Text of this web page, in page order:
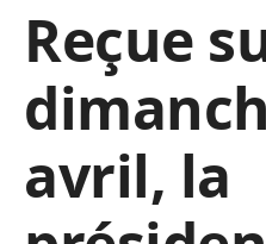
Reçue
avril, la